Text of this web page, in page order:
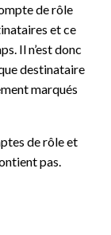
de rôle
et ce
Il n’est donc
destinataire
marqués
de rôle et
pas.